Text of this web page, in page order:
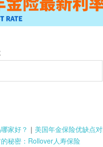
家好？ ｜ 美国年金保险优缺点
秘密：Rollover人寿保险